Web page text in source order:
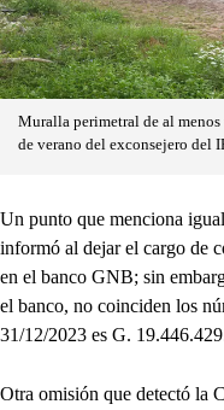
Muralla perimetral de al menos
de verano del exconsejero del
Un punto que menciona
informó al dejar el cargo de
en el banco GNB; sin
el banco, no coinciden los
31/12/2023 es G.
Otra omisión que detectó la